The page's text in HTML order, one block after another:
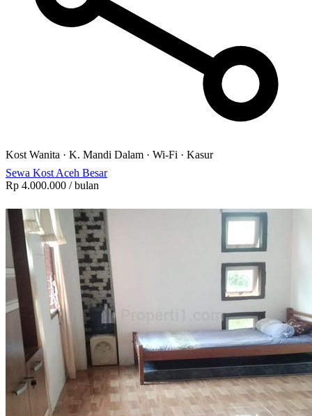
Kost Wanita · K. Mandi Dalam · Wi-Fi · Kasur
Sewa Kost Aceh Besar
Rp 4.000.000 / bulan